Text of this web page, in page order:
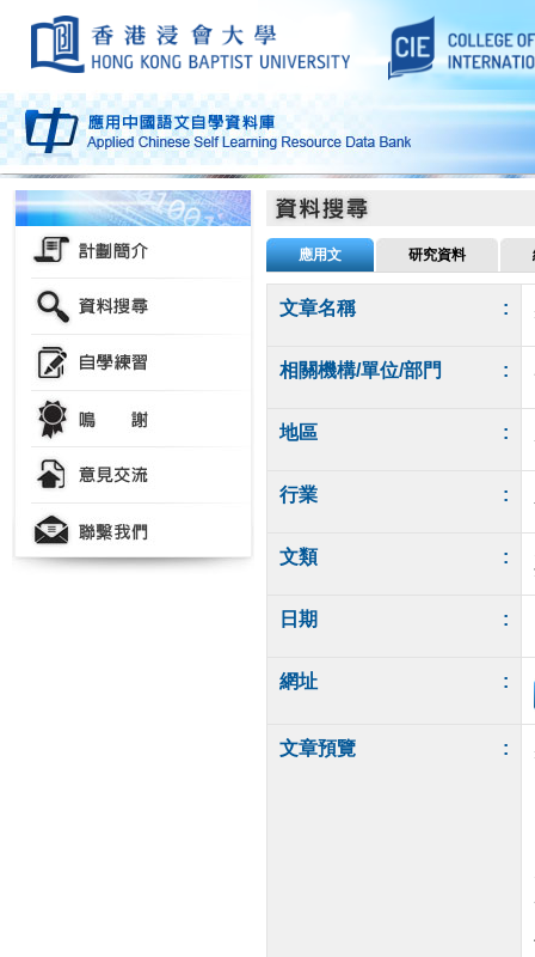
應用文 研究資料
文章名稱 :
相關機構/單位/部門 :
地區 :
行業 :
文類 :
日期 :
網址 :
文章預覽 :